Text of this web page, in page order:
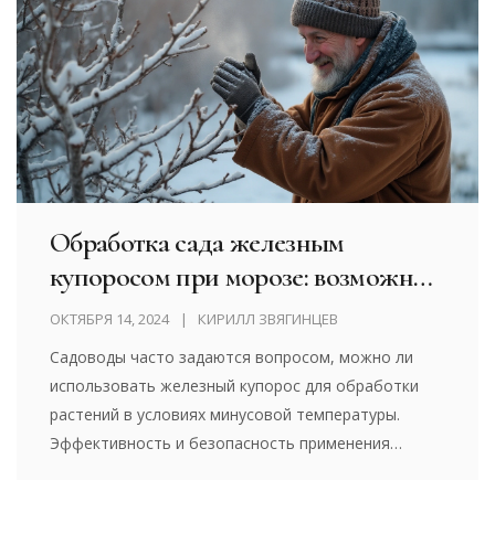
твой участок перезимовал без проблем.
Обработка сада железным
купоросом при морозе: возможно
ли?
ОКТЯБРЯ 14, 2024 КИРИЛЛ ЗВЯГИНЦЕВ
Садоводы часто задаются вопросом, можно ли
использовать железный купорос для обработки
растений в условиях минусовой температуры.
Эффективность и безопасность применения